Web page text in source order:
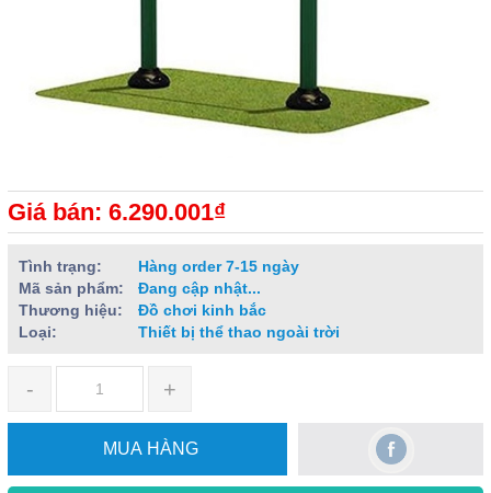
Giá bán: 6.290.001₫
Tình trạng:
Hàng order 7-15 ngày
Mã sản phẩm:
Đang cập nhật...
Thương hiệu:
Đồ chơi kinh bắc
Loại:
Thiết bị thể thao ngoài trời
- +
MUA HÀNG